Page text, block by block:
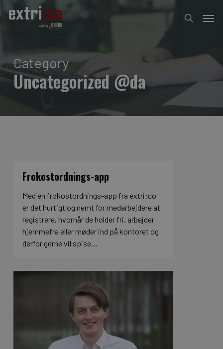
to
search
Menu
Category
Uncategorized @da
Frokostordnings-app
Med en frokostordnings-app fra extri:co
er det hurtigt og nemt for medarbejdere at
registrere, hvornår de holder fri, arbejder
hjemmefra eller møder ind på kontoret og
derfor gerne vil spise…